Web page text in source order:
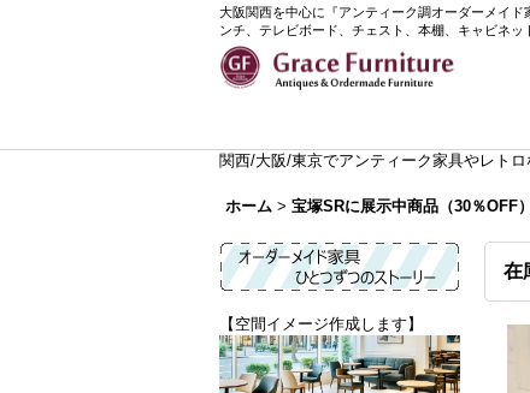
大阪関西を中心に『アンティーク調オーダーメイ
ンチ、テレビボード、チェスト、本棚、キャビネッ
関西/大阪/東京でアンティーク家具やレト
ホーム > 宝塚SRに展示中商品（30％OFF）
【空間イメージ作成します】
在